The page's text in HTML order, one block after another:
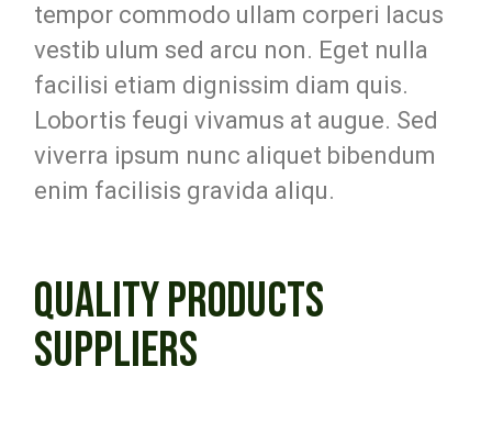
tempor commodo ullam corperi lacus
vestib ulum sed arcu non. Eget nulla
facilisi etiam dignissim diam quis.
Lobortis feugi vivamus at augue. Sed
viverra ipsum nunc aliquet bibendum
enim facilisis gravida aliqu.
QUALITY PRODUCTS
SUPPLIERS